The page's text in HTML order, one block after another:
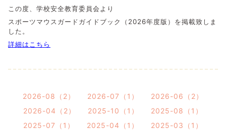
この度、学校安全教育委員会より
スポーツマウスガードガイドブック（2026年度版）を掲載致しま
した。
詳細はこちら
2026-08（2） 2026-07（1）
2026-06（2）
2026-04（2）
2025-10（1）
2025-08（1）
2025-07（1）
2025-04（1）
2025-03（1）